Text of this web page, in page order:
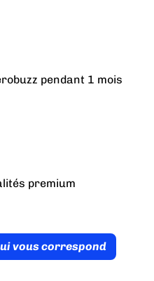
pendant 1 mois
premium
vous correspond